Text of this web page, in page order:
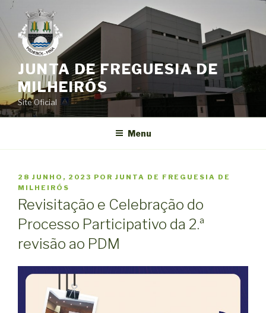
Saltar
o
conteúdo
JUNTA DE FREGUESIA DE
MILHEIRÓS
Site Oficial
Menu
PUBLICADO
EM
28 JUNHO, 2023 POR JUNTA DE FREGUESIA DE
MILHEIRÓS
Revisitação e Celebração do
Processo Participativo da 2.ª
revisão ao PDM